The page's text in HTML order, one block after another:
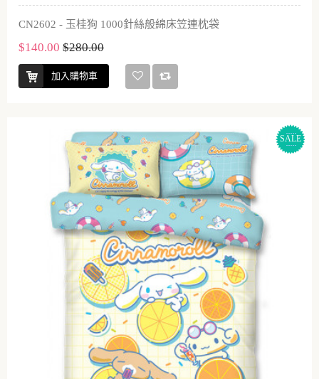
CN2602 - 玉桂狗 1000針絲般綿床笠連枕袋
$140.00 $280.00
加入購物車
SALE